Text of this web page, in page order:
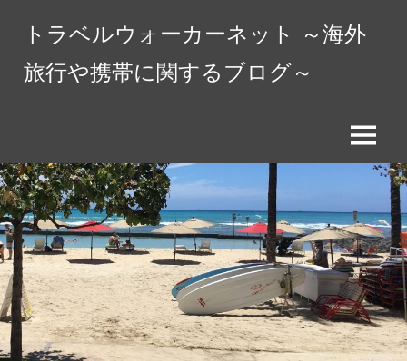
ス
キ
ッ
プ
トラベルウォーカーネット ～海外
旅行や携帯に関するブログ～
メ
ー